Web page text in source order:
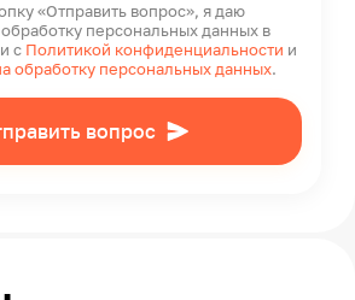
«Отправить вопрос», я даю
персональных данных в
с Политикой конфиденциальности и
обработку персональных данных.
вопрос